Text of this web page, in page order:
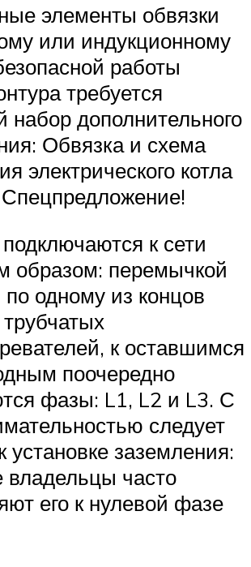
элементы обвязки
или индукционному
работы
требуется
дополнительного
Обвязка и схема
электрического котла
к сети
образом: перемычкой
одному из концов
к оставшимся
поочередно
фазы: L1, L2 и L3. С
следует
установке заземления:
часто
его к нулевой фазе